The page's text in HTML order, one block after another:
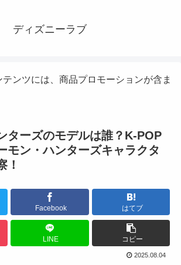
ディズニーラブ
テンツには、商品プロモーションが含ま
ターズのモデルは誰？K-POP
モン・ハンターズキャラクタ
！
Facebook はてブ
LINE コピー
2025.08.04